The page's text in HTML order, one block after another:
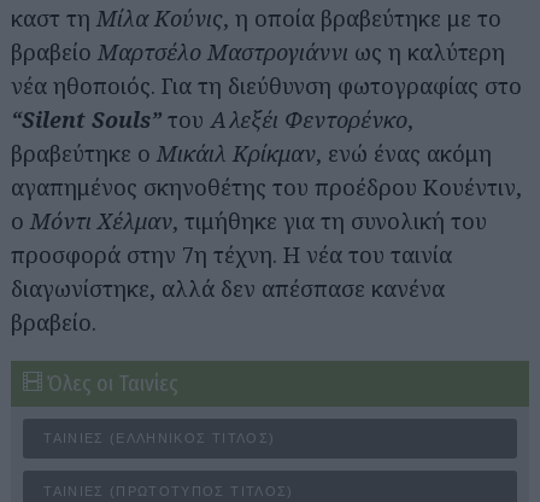
καστ τη Μίλα Κούνις, η οποία βραβεύτηκε με το
βραβείο Μαρτσέλο Μαστρογιάννι ως η καλύτερη
νέα ηθοποιός. Για τη διεύθυνση φωτογραφίας στο
“Silent Souls” του Αλεξέι Φεντορένκο,
βραβεύτηκε ο Μικάιλ Κρίκμαν, ενώ ένας ακόμη
αγαπημένος σκηνοθέτης του προέδρου Κουέντιν,
ο Μόντι Χέλμαν, τιμήθηκε για τη συνολική του
προσφορά στην 7η τέχνη. Η νέα του ταινία
διαγωνίστηκε, αλλά δεν απέσπασε κανένα
βραβείο.
Όλες οι Ταινίες
ΤΑΙΝΊΕΣ (ΕΛΛΗΝΙΚΌΣ ΤΊΤΛΟΣ)
ΤΑΙΝΊΕΣ (ΠΡΩΤΌΤΥΠΟΣ ΤΊΤΛΟΣ)